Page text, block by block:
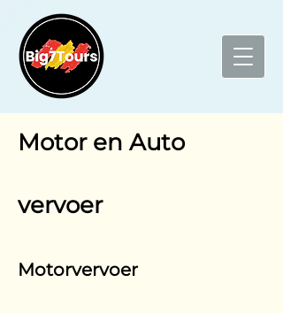
Motor en Auto
vervoer
Motorvervoer